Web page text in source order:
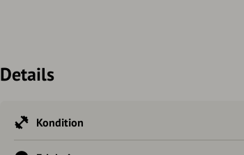
Details
Kondition